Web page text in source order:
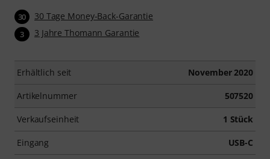
30 30 Tage Money-Back-Garantie
3 3 Jahre Thomann Garantie
Erhältlich seit November 2020
Artikelnummer 507520
Verkaufseinheit 1 Stück
Eingang USB-C